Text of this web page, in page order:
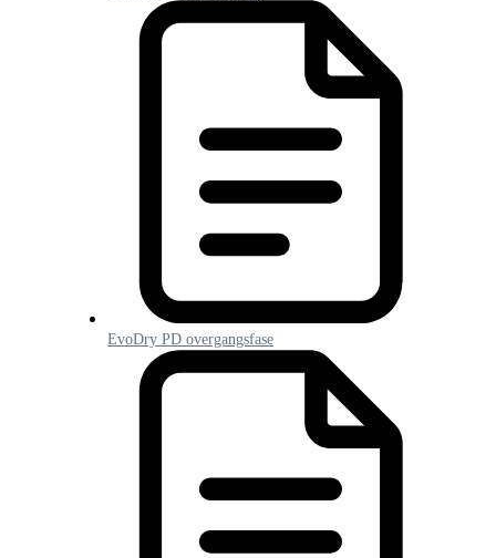
EvoDry PD overgangsfase